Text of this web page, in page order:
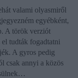
valami olyasmiről
egyébként,
A török verziót
tudták fogadtatni
A gyros pedig
csak annyi a közös